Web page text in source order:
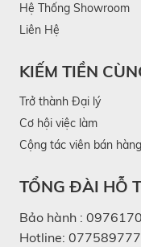
Hệ Thống Showroom
Liên Hệ
KIẾM TIỀN
Trở thành Đại lý
Cơ hội việc làm
Cộng tác viên bán
TỔNG ĐÀI HỖ
Bảo hành :
Hotline: